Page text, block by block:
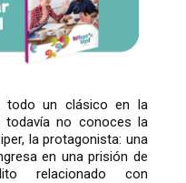
todo un clásico en la
no conoces la
la protagonista: una
en una prisión de
relacionado con